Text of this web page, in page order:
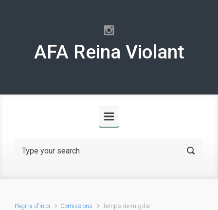
AFA Reina Violant
Pàgina d'inici Comissions Temps de migdia